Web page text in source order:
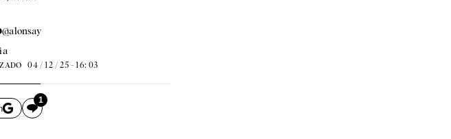
@alonsay
04 / 12 / 25 - 16: 03
1